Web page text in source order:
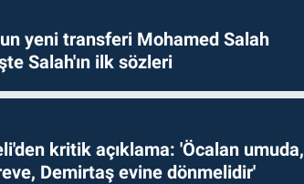
yeni transferi Mohamed Salah
Salah'ın ilk sözleri
kritik açıklama: 'Öcalan umuda,
Demirtaş evine dönmelidir'